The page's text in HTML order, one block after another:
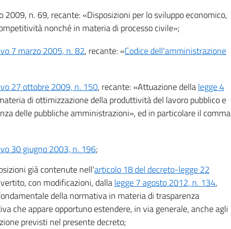
2009, n. 69, recante: «Disposizioni per lo sviluppo economico,
nonché in materia di processo civile»;
7 marzo 2005, n. 82, recante: «Codice dell'amministrazione
27 ottobre 2009, n. 150, recante: «Attuazione dellalegge 4
di ottimizzazione della produttività del lavoro pubblico e
delle pubbliche amministrazioni», ed in particolare il comma
30 giugno 2003, n. 196;
già contenute nell'articolo 18 del decreto-legge 22
con modificazioni, dallalegge 7 agosto 2012, n. 134,
della normativa in materia di trasparenza
che appare opportuno estendere, in via generale, anche agli
previsti nel presente decreto;